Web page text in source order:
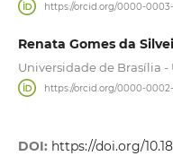
https://orcid.org/0000-
Renata Gomes da
Universidade de Brasília -
https://orcid.org/0000-
DOI: https://doi.org/